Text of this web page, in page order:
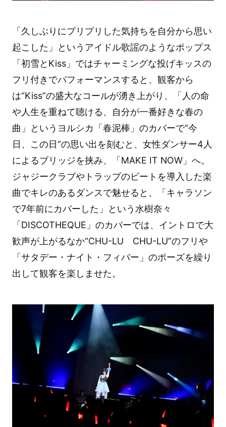
「久しぶりにプリプリした気持ちを自分から思い
起こした」というアイドル歌謡のようなポップス
「初雪とKiss」ではチャーミングな投げキッスの
フリ付きでパフォーマンスすると、観客から
は“Kiss”の盛大なコールが湧き上がり、「人の命
や人生を重ねて聴ける、自分が一番好きな春の
曲」というヨルシカ「春泥棒」のカバーで“今
日、この日”の思い出を刻むと、女性ダンサー4人
によるブリッジを挟み、「MAKE IT NOW」へ。
ジャジークラブやトラップのビートを導入した楽
曲でキレのあるダンスで魅せると、「キャラソン
で7年前にカバーした」という水樹奈々
「DISCOTHEQUE」のカバーでは、イントロで大
歓声が上がるなか“CHU-LU CHU-LU”のフリや
「サタデー・ナイト・フィバー」のポーズを繰り
出して観客を楽しませた。